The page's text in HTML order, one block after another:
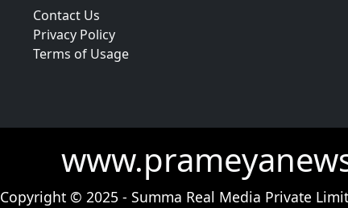
Contact Us
Privacy Policy
Terms of Usage
Copyright © 2025 - Summa Real Media Private